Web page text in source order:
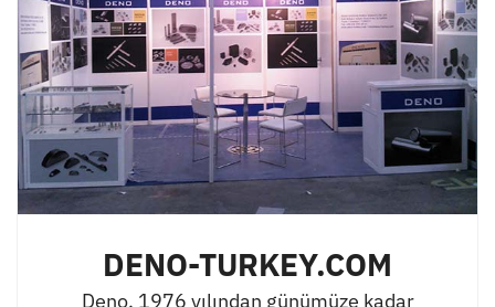
DENO-TURKEY.COM
Deno, 1976 yılından günümüze kadar